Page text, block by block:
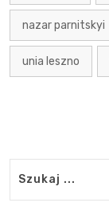
nazar parnitskyi
unia leszno